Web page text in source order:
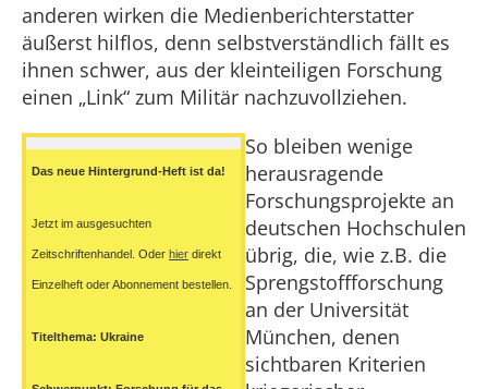
anderen wirken die Medienberichterstatter
äußerst hilflos, denn selbstverständlich fällt es
ihnen schwer, aus der kleinteiligen Forschung
einen „Link“ zum Militär nachzuvollziehen.
Das neue Hintergrund-Heft ist da!
Jetzt im ausgesuchten
Zeitschriftenhandel. Oder hier direkt
Einzelheft oder Abonnement bestellen.
Titelthema: Ukraine
So bleiben wenige
herausragende
Forschungsprojekte an
deutschen Hochschulen
übrig, die, wie z.B. die
Sprengstoffforschung
an der Universität
München, denen
sichtbaren Kriterien